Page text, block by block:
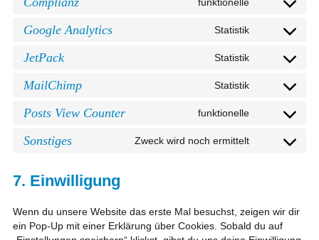
service
Consent
service
Google Analytics Statistik
Consent
service
analytics
JetPack Statistik
Consent
service
MailChimp Statistik
Consent
service
Posts View Counter funktionelle
Consent
service
Sonstiges Zweck wird noch ermittelt
Consent
7. Einwilligung
Wenn du unsere Website das erste Mal besuchst, zeigen wir dir
ein Pop-Up mit einer Erklärung über Cookies. Sobald du auf